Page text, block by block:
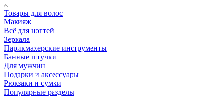
Товары для волос
Макияж
Всё для ногтей
Зеркала
Парикмахерские инструменты
Банные штучки
Для мужчин
Подарки и аксессуары
Рюкзаки и сумки
Популярные разделы